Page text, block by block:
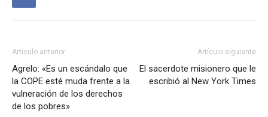
Artículo anterior
Agrelo: «Es un escándalo que
la COPE esté muda frente a la
vulneración de los derechos
de los pobres»
Artículo siguiente
El sacerdote misionero que le
escribió al New York Times